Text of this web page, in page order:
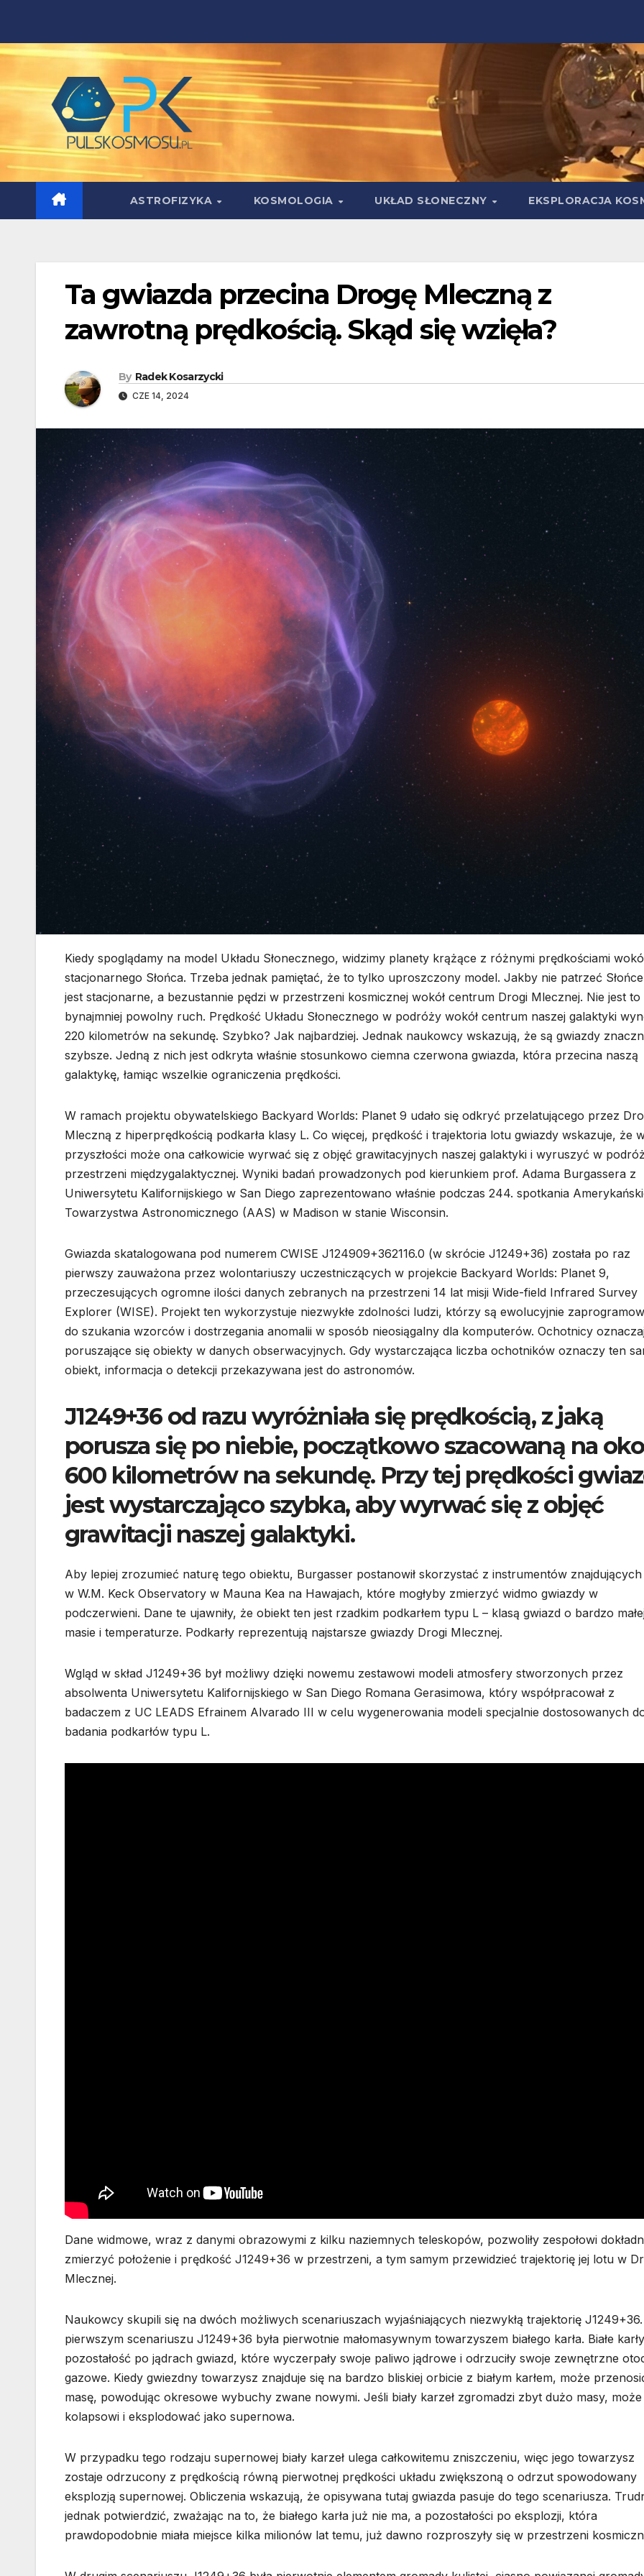
content
ASTROFIZYKA KOSMOLOGIA UKŁAD SŁONECZNY EKSPLORACJA
Ta gwiazda przecina Drogę Mleczną z
zawrotną prędkością. Skąd się wzięła?
By Radek Kosarzycki
CZE 14, 2024
Kiedy spoglądamy na model Układu Słonecznego, widzimy planety krążące z różnymi prędkościami
stacjonarnego Słońca. Trzeba jednak pamiętać, że to tylko uproszczony model. Jakby nie patrzeć
jest stacjonarne, a bezustannie pędzi w przestrzeni kosmicznej wokół centrum Drogi Mlecznej. Nie jest to
bynajmniej powolny ruch. Prędkość Układu Słonecznego w podróży wokół centrum naszej galaktyki
220 kilometrów na sekundę. Szybko? Jak najbardziej. Jednak naukowcy wskazują, że są gwiazdy
szybsze. Jedną z nich jest odkryta właśnie stosunkowo ciemna czerwona gwiazda, która przecina naszą
galaktykę, łamiąc wszelkie ograniczenia prędkości.
W ramach projektu obywatelskiego Backyard Worlds: Planet 9 udało się odkryć przelatującego przez
Mleczną z hiperprędkością podkarła klasy L. Co więcej, prędkość i trajektoria lotu gwiazdy wskazuje, że
przyszłości może ona całkowicie wyrwać się z objęć grawitacyjnych naszej galaktyki i wyruszyć w
przestrzeni międzygalaktycznej. Wyniki badań prowadzonych pod kierunkiem prof. Adama Burgassera z
Uniwersytetu Kalifornijskiego w San Diego zaprezentowano właśnie podczas 244. spotkania
Towarzystwa Astronomicznego (AAS) w Madison w stanie Wisconsin.
Gwiazda skatalogowana pod numerem CWISE J124909+362116.0 (w skrócie J1249+36) została po raz
pierwszy zauważona przez wolontariuszy uczestniczących w projekcie Backyard Worlds: Planet 9,
przeczesujących ogromne ilości danych zebranych na przestrzeni 14 lat misji Wide-field Infrared Survey
Explorer (WISE). Projekt ten wykorzystuje niezwykłe zdolności ludzi, którzy są ewolucyjnie
do szukania wzorców i dostrzegania anomalii w sposób nieosiągalny dla komputerów. Ochotnicy
poruszające się obiekty w danych obserwacyjnych. Gdy wystarczająca liczba ochotników oznaczy ten
obiekt, informacja o detekcji przekazywana jest do astronomów.
J1249+36 od razu wyróżniała się prędkością, z jaką
porusza się po niebie, początkowo szacowaną na
600 kilometrów na sekundę. Przy tej prędkości
jest wystarczająco szybka, aby wyrwać się z objęć
grawitacji naszej galaktyki.
Aby lepiej zrozumieć naturę tego obiektu, Burgasser postanowił skorzystać z instrumentów znajdujących
w W.M. Keck Observatory w Mauna Kea na Hawajach, które mogłyby zmierzyć widmo gwiazdy w
podczerwieni. Dane te ujawniły, że obiekt ten jest rzadkim podkarłem typu L – klasą gwiazd o bardzo
masie i temperaturze. Podkarły reprezentują najstarsze gwiazdy Drogi Mlecznej.
Wgląd w skład J1249+36 był możliwy dzięki nowemu zestawowi modeli atmosfery stworzonych przez
absolwenta Uniwersytetu Kalifornijskiego w San Diego Romana Gerasimowa, który współpracował z
badaczem z UC LEADS Efrainem Alvarado III w celu wygenerowania modeli specjalnie dostosowanych
badania podkarłów typu L.
Dane widmowe, wraz z danymi obrazowymi z kilku naziemnych teleskopów, pozwoliły zespołowi
zmierzyć położenie i prędkość J1249+36 w przestrzeni, a tym samym przewidzieć trajektorię jej lotu w
Mlecznej.
Naukowcy skupili się na dwóch możliwych scenariuszach wyjaśniających niezwykłą trajektorię
pierwszym scenariuszu J1249+36 była pierwotnie małomasywnym towarzyszem białego karła. Białe
pozostałość po jądrach gwiazd, które wyczerpały swoje paliwo jądrowe i odrzuciły swoje zewnętrzne
gazowe. Kiedy gwiezdny towarzysz znajduje się na bardzo bliskiej orbicie z białym karłem, może
masę, powodując okresowe wybuchy zwane nowymi. Jeśli biały karzeł zgromadzi zbyt dużo masy,
kolapsowi i eksplodować jako supernowa.
W przypadku tego rodzaju supernowej biały karzeł ulega całkowitemu zniszczeniu, więc jego towarzysz
zostaje odrzucony z prędkością równą pierwotnej prędkości układu zwiększoną o odrzut spowodowany
eksplozją supernowej. Obliczenia wskazują, że opisywana tutaj gwiazda pasuje do tego scenariusza.
jednak potwierdzić, zważając na to, że białego karła już nie ma, a pozostałości po eksplozji, która
prawdopodobnie miała miejsce kilka milionów lat temu, już dawno rozproszyły się w przestrzeni